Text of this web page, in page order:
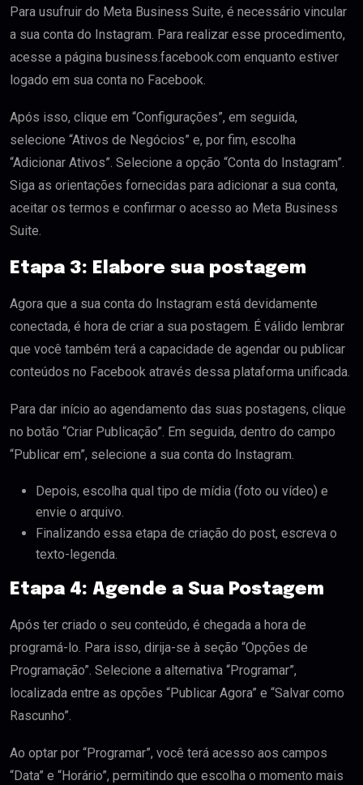
Para usufruir do Meta Business Suite, é necessário vincular
a sua conta do Instagram. Para realizar esse procedimento,
acesse a página business.facebook.com enquanto estiver
logado em sua conta no Facebook.
Após isso, clique em “Configurações”, em seguida,
selecione “Ativos de Negócios” e, por fim, escolha
“Adicionar Ativos”. Selecione a opção “Conta do Instagram”.
Siga as orientações fornecidas para adicionar a sua conta,
aceitar os termos e confirmar o acesso ao Meta Business
Suite.
Etapa 3: Elabore sua postagem
Agora que a sua conta do Instagram está devidamente
conectada, é hora de criar a sua postagem. É válido lembrar
que você também terá a capacidade de agendar ou publicar
conteúdos no Facebook através dessa plataforma unificada.
Para dar início ao agendamento das suas postagens, clique
no botão “Criar Publicação”. Em seguida, dentro do campo
“Publicar em”, selecione a sua conta do Instagram.
Depois, escolha qual tipo de mídia (foto ou vídeo) e
envie o arquivo.
Finalizando essa etapa de criação do post, escreva o
texto-legenda.
Etapa 4: Agende a Sua Postagem
Após ter criado o seu conteúdo, é chegada a hora de
programá-lo. Para isso, dirija-se à seção “Opções de
Programação”. Selecione a alternativa “Programar”,
localizada entre as opções “Publicar Agora” e “Salvar como
Rascunho”.
Ao optar por “Programar”, você terá acesso aos campos
“Data” e “Horário”, permitindo que escolha o momento mais